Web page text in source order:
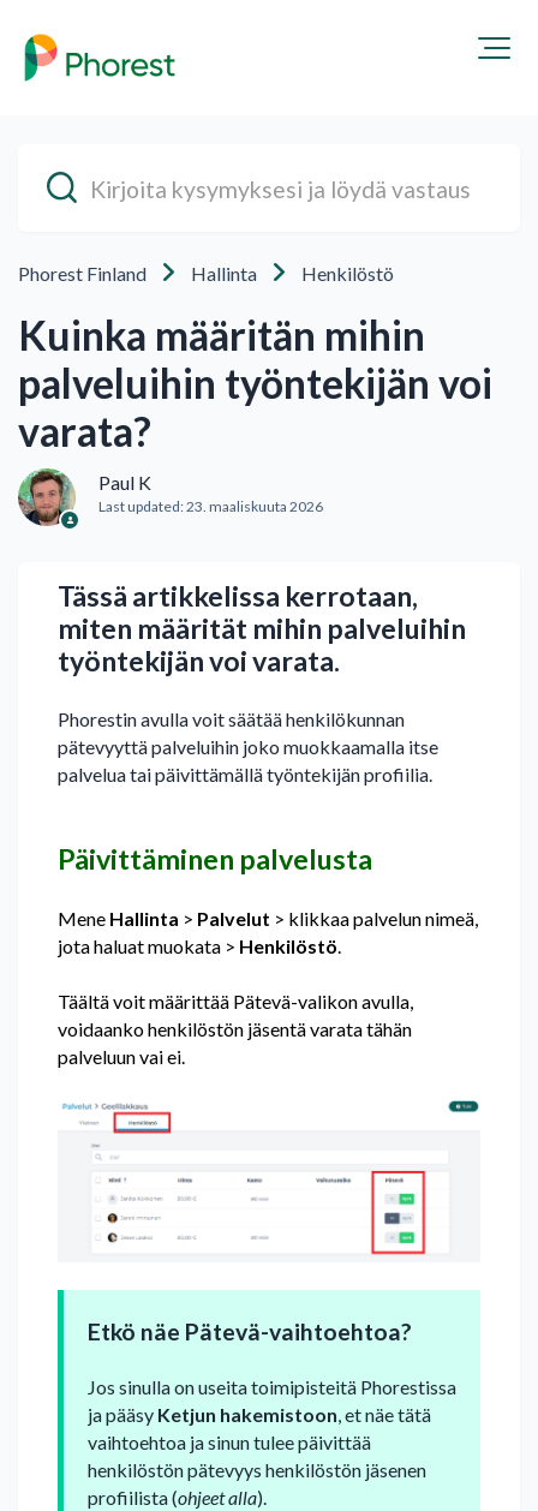
Phorest Finland Hallinta Henkilöstö
Kuinka määritän mihin
palveluihin työntekijän voi
varata?
Paul K
Last updated:23. maaliskuuta 2026
Tässä artikkelissa kerrotaan,
miten määrität mihin palveluihin
työntekijänvoivarata.
Phorestin avulla voit säätää henkilökunnan
pätevyyttä palveluihin joko muokkaamalla itse
palvelua tai päivittämällä työntekijän profiilia.
Päivittäminen palvelusta
Mene Hallinta > Palvelut > klikkaa palvelun nimeä,
jota haluat muokata > Henkilöstö
Täältä voit määrittää Pätevä-valikon avulla,
voidaanko henkilöstön jäsentä varata tähän
palveluun vai ei.
Etkö näe Pätevä-vaihtoehtoa?
Jos sinulla on useita toimipisteitä Phorestissa
ja pääsy Ketjun hakemistoon, et näe tätä
vaihtoehtoa ja sinun tulee päivittää
henkilöstön pätevyys henkilöstön jäsenen
profiilista (ohjeet alla).